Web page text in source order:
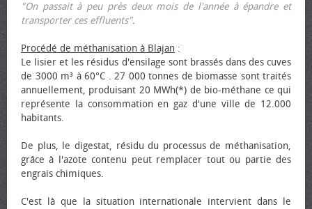
"On passait à peu près deux mois de l'année à épandre et
transporter ces effluents".
Procédé de méthanisation à Blajan :
Le lisier et les résidus d'ensilage sont brassés dans des cuves
de 3000 m³ à 60°C . 27 000 tonnes de biomasse sont traités
annuellement, produisant 20 MWh(*) de bio-méthane ce qui
représente la consommation en gaz d'une ville de 12.000
habitants.
De plus, le digestat, résidu du processus de méthanisation,
grâce à l'azote contenu peut remplacer tout ou partie des
engrais chimiques.
C'est là que la situation internationale intervient dans le